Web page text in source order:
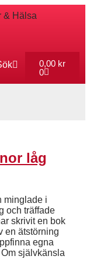
0,00 kr
0
låg
minglade i
och träffade
skrivit en bok
en ätstörning
egna
självkänsla